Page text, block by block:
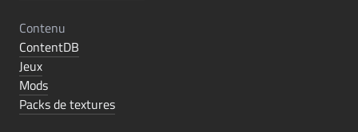
Contenu
ContentDB
Jeux
Mods
Packs de textures